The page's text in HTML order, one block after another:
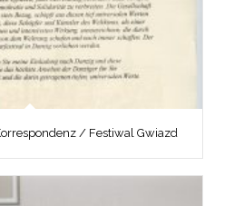
/ Festiwal Gwiazd